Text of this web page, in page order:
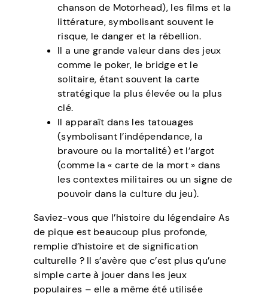
chanson de Motörhead), les films et la
littérature, symbolisant souvent le
risque, le danger et la rébellion.
Il a une grande valeur dans des jeux
comme le poker, le bridge et le
solitaire, étant souvent la carte
stratégique la plus élevée ou la plus
clé.
Il apparaît dans les tatouages
(symbolisant l’indépendance, la
bravoure ou la mortalité) et l’argot
(comme la « carte de la mort » dans
les contextes militaires ou un signe de
pouvoir dans la culture du jeu).
Saviez-vous que l’histoire du légendaire As
de pique est beaucoup plus profonde,
remplie d’histoire et de signification
culturelle ? Il s’avère que c’est plus qu’une
simple carte à jouer dans les jeux
populaires – elle a même été utilisée